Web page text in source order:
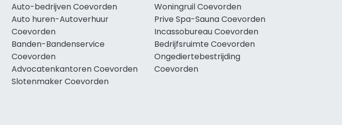
Auto-bedrijven Coevorden
Auto huren-Autoverhuur
Coevorden
Banden-Bandenservice
Coevorden
Advocatenkantoren Coevorden
Slotenmaker Coevorden
Woningruil Coevorden
Prive Spa-Sauna Coevorden
Incassobureau Coevorden
Bedrijfsruimte Coevorden
Ongediertebestrijding
Coevorden